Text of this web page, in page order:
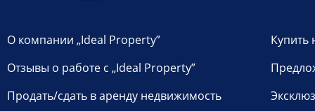
О компании „Ideal Property”
Отзывы о работе с „Ideal Property”
Продать/сдать в аренду недвижимость
Купить